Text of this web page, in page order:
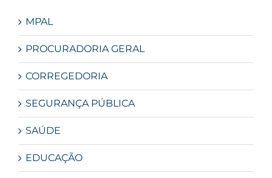
MPAL
PROCURADORIA GERAL
CORREGEDORIA
SEGURANÇA PÚBLICA
SAÚDE
EDUCAÇÃO